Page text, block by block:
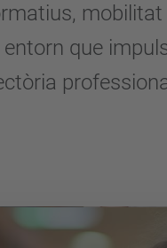
mobilitat
que